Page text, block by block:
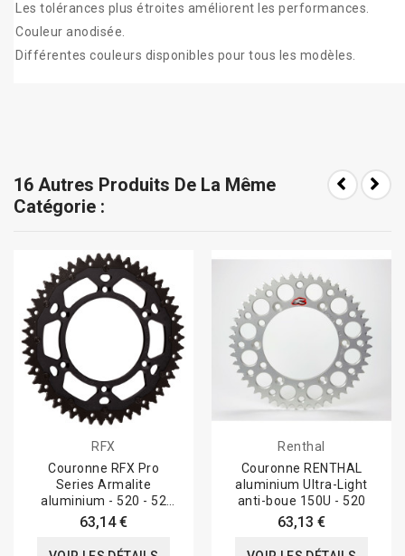
Les tolérances plus étroites améliorent les performances.
Couleur anodisée.
Différentes couleurs disponibles pour tous les modèles.
16 Autres Produits De La Même
Catégorie :
RFX
Couronne RFX Pro
Series Armalite
aluminium - 520 - 52
dents
63,14 €
Renthal
Couronne RENTHAL
aluminium Ultra-Light
anti-boue 150U - 520
63,13 €